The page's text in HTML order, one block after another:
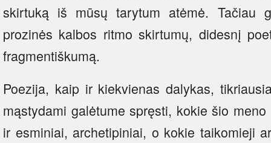
skirtuką iš mūsų tarytum atėmė. Tačiau
prozinės kalbos ritmo skirtumų, didesnį
fragmentiškumą.
Poezija, kaip ir kiekvienas dalykas,
mąstydami galėtume spręsti, kokie šio
ir esminiai, archetipiniai, o kokie taikomieji